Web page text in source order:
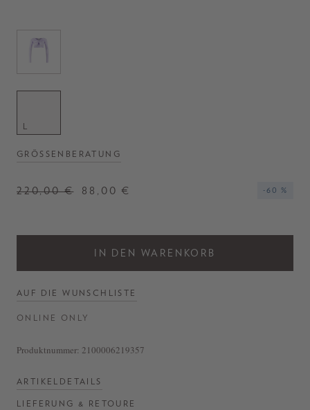
- Glänzendes Finish
L
GRÖSSENBERATUNG
220,00 € 88,00 € -60 %
IN DEN WARENKORB
AUF DIE WUNSCHLISTE
ONLINE ONLY
Produktnummer: 2100006219357
ARTIKELDETAILS
LIEFERUNG & RETOURE